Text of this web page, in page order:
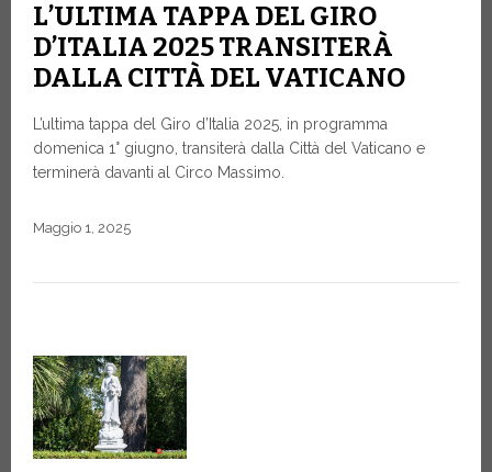
L’ULTIMA TAPPA DEL GIRO
D’ITALIA 2025 TRANSITERÀ
DALLA CITTÀ DEL VATICANO
L’ultima tappa del Giro d’Italia 2025, in programma
domenica 1° giugno, transiterà dalla Città del Vaticano e
terminerà davanti al Circo Massimo.
Maggio 1, 2025